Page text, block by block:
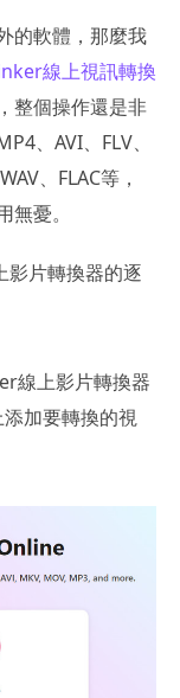
的軟體，那麼我
線上視訊轉換
整個操作還是非
、AVI、FLV、
、FLAC等，
憂。
片轉換器的逐
線上影片轉換器
加要轉換的視